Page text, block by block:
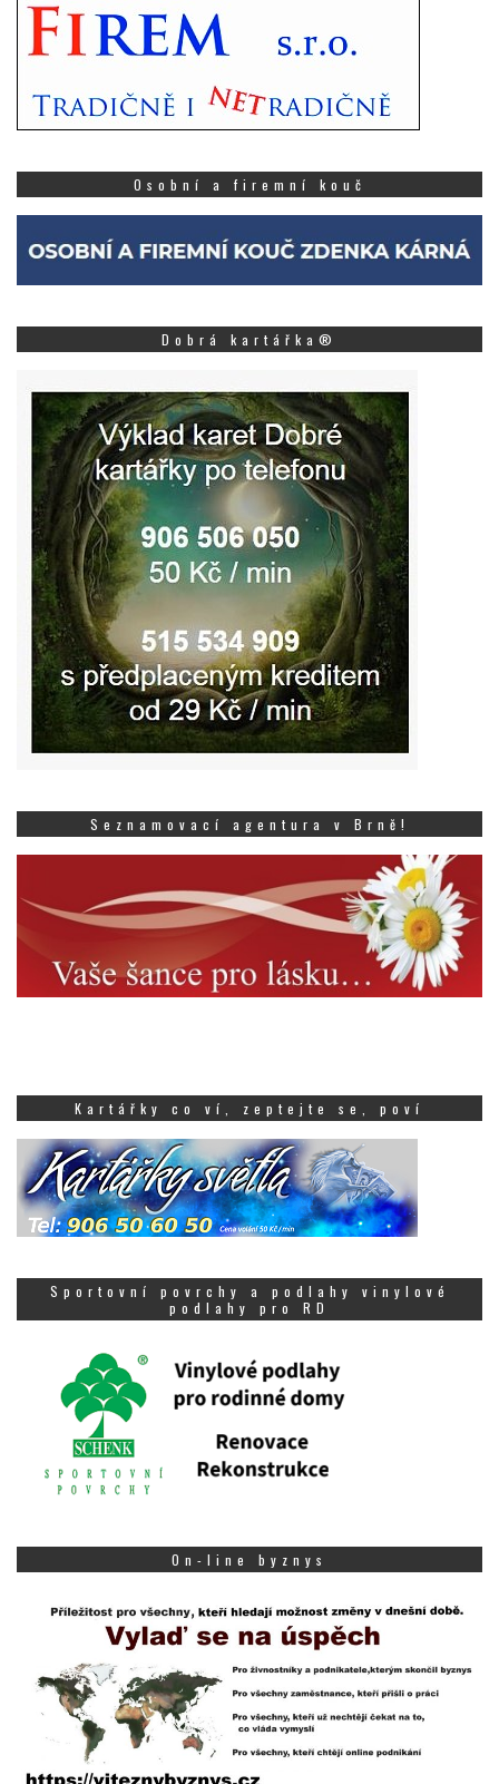
Osobní a firemní kouč
Dobrá kartářka®
Seznamovací agentura v Brně!
Kartářky co ví, zeptejte se, poví
Sportovní povrchy a podlahy vinylové
podlahy pro RD
On-line byznys